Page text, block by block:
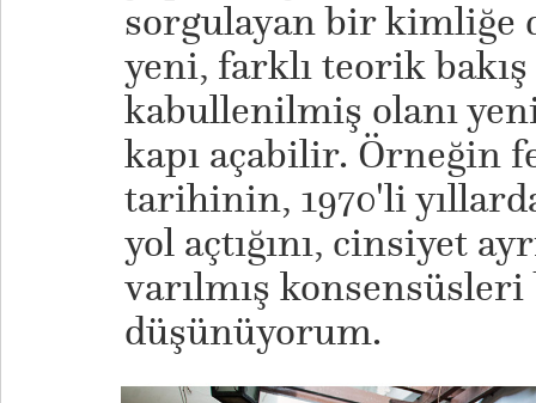
sorgulayan bir kimliğe
yeni, farklı teorik bakış
kabullenilmiş olanı
kapı açabilir. Örneğin
tarihinin, 1970'li
yol açtığını, cinsiyet
varılmış
düşünüyorum.